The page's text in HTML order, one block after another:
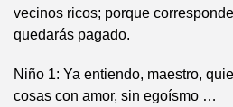
vecinos ricos; porque
quedarás pagado.
Niño 1: Ya entiendo, maestro,
cosas con amor, sin egoísmo …